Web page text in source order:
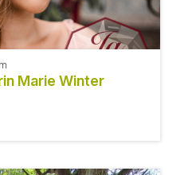
Marie Winter